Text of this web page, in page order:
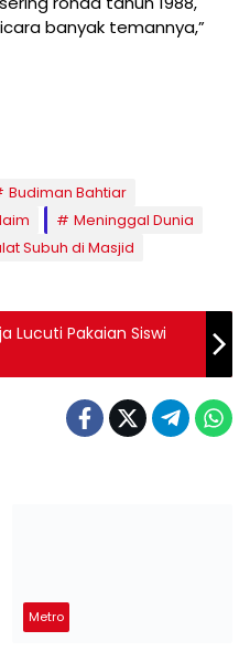
banyak temannya,”
Budiman Bahtiar
Meninggal Dunia
Subuh di Masjid
Lucuti Pakaian Siswi
Metro